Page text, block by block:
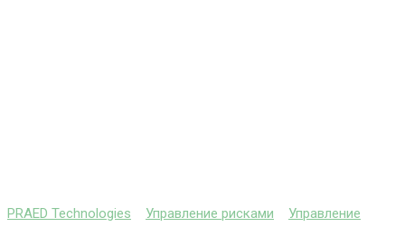
PRAED Technologies Управление рисками
Управление